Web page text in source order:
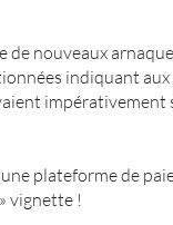
nouveaux
indiquant
plateforme de
vignette !